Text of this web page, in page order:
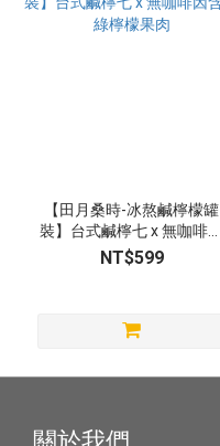
【田月桑時-冰熬鹹檸檬罐
裝】台式鹹檸七 x 無咖啡因
含翠綠檸檬果肉
NT$599